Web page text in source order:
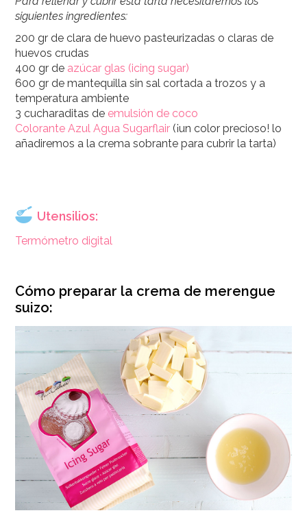
siguientes ingredientes:
200 gr de clara de huevo pasteurizadas o claras de
huevos crudas
400 gr de azúcar glas (icing sugar)
600 gr de mantequilla sin sal cortada a trozos y a
temperatura ambiente
3 cucharaditas de emulsión de coco
Colorante Azul Agua Sugarflair (¡un color precioso! lo
añadiremos a la crema sobrante para cubrir la tarta)
Utensilios:
Termómetro digital
Cómo preparar la crema de merengue
suizo: